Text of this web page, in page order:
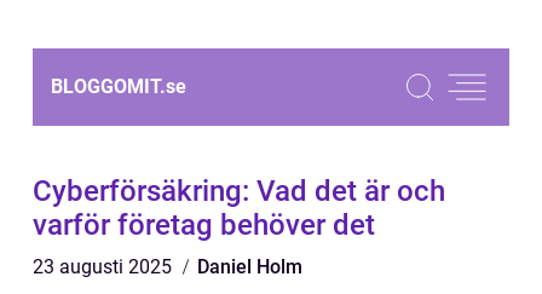
BLOGGOMIT.se
Cyberförsäkring: Vad det är och
varför företag behöver det
23 augusti 2025 Daniel Holm